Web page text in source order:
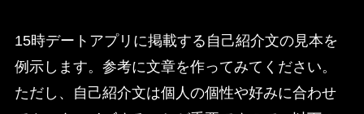
15時デートアプリに掲載する自己紹介文の見本を
例示します。参考に文章を作ってみてください。
ただし、自己紹介文は個人の個性や好みに合わせ